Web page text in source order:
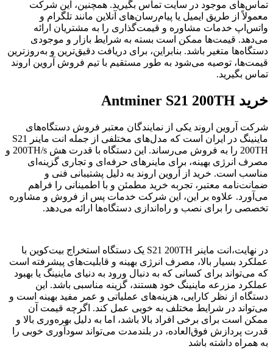
تماس‌های موجود در سایت تماس بگیرید. همچنین، این شرکت
معمولاً از طریق ایمیل یا پیام‌رسان‌های آنلاین مانند تلگرام و
واتس‌اپ خدمات مشاوره و قیمت‌گذاری را به مشتریان ارائه
می‌دهد. قیمت‌ها ممکن است بسته به شرایط بازار و موجودی
دستگاه‌ها متغیر باشد. بنابراین، برای دریافت دقیق‌ترین و به‌روزترین
قیمت‌ها، توصیه می‌شود به طور مستقیم با تیم فروش آروین اروند
تماس بگیرید.
خرید Antminer S21 200TH
شرکت آروین اروند یکی از نمایندگان معتبر فروش دستگاه‌های
ماینینگ در ایران است که مدل‌های مختلفی از جمله انت ماینر S21
200TH را به فروش می‌رساند. این دستگاه با قدرت هش 200TH/s و
مصرف انرژی بهینه، برای ماینرهای حرفه‌ای و تجاری گزینه‌ای
مناسب است. خرید از آروین اروند به دلیل پشتیبانی فنی و
ضمانت‌نامه معتبر، تجربه خرید مطمئن و با اطمینانی را فراهم
می‌آورد. علاوه بر این، این شرکت خدمات پس از فروش و مشاوره
تخصصی را برای نصب و راه‌اندازی دستگاه‌ها ارائه می‌دهد.
در نهایت،انت ماینر S21 200TH یک دستگاه استخراج بیت‌کوین با
عملکرد بسیار بالا، مصرف انرژی بهینه و قابلیت‌های پیشرفته است
که می‌تواند برای کسانی که به دنبال ورود به دنیای ماینینگ یا بهبود
عملکرد مزرعه ماینینگ خود هستند، گزینه مناسبی باشد. این
دستگاه از نظر کارایی، هزینه‌های عملیاتی و عمر مفید بهینه است و
می‌تواند در شرایط مختلف به خوبی عمل کند. اگرچه قیمت آن
ممکن است برای برخی افراد بالا باشد، اما به دلیل بهره‌وری بالا و
قدرت پردازش فوق‌العاده، در بلندمدت می‌تواند سودآوری خوبی را
به همراه داشته باشد